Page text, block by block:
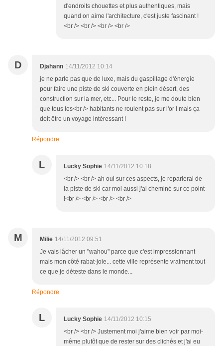
d'endroits chouettes et plus authentiques, mais
quand on aime l'architecture, c'est juste fascinant !
<br /> <br /> <br /> <br />
D Djahann 14/11/2012 10:14
je ne parle pas que de luxe, mais du gaspillage d'énergie
pour faire une piste de ski couverte en plein désert, des
construction sur la mer, etc... Pour le reste, je me doute bien
que tous les<br /> habitants ne roulent pas sur l'or ! mais ça
doit être un voyage intéressant !
Répondre
L Lucky Sophie 14/11/2012 10:18
<br /> <br /> ah oui sur ces aspects, je reparlerai de
la piste de ski car moi aussi j'ai cheminé sur ce point
!<br /> <br /> <br /> <br />
M Milie 14/11/2012 09:51
Je vais lâcher un "wahou" parce que c'est impressionnant
mais mon côté rabat-joie... cette ville représente vraiment tout
ce que je déteste dans le monde...
Répondre
L Lucky Sophie 14/11/2012 10:15
<br /> <br /> Justement moi j'aime bien voir par moi-
même plutôt que de rester sur des clichés et j'ai eu